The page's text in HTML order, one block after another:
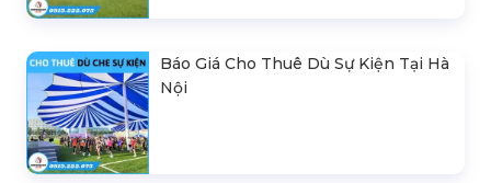
Báo Giá Cho Thuê Dù Sự Kiện Tại Hà
Nội